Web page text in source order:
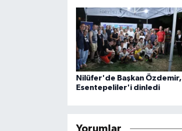
Nilüfer'de Başkan Özdemir,
Esentepeliler'i dinledi
Yorumlar